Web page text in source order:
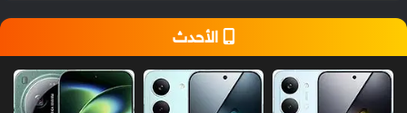
الأحدث